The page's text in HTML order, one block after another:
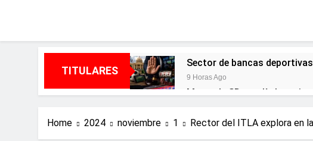
TITULARES
Sector de bancas
9 Horas Ago
Metro de SD amplía horario
Embajada dominicana en
Home 2024 noviembre 1 Rector del ITLA explora en